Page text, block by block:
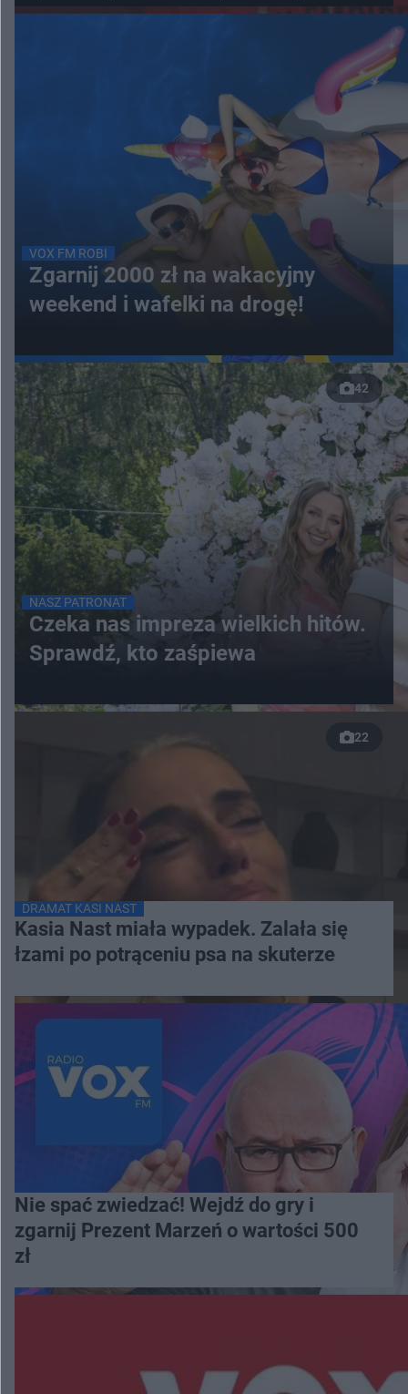
VOX FM ROBI
Zgarnij 2000 zł na wakacyjny
weekend i wafelki na drogę!
42
NASZ PATRONAT
Czeka nas impreza wielkich hitów.
Sprawdź, kto zaśpiewa
22
DRAMAT KASI NAST
Kasia Nast miała wypadek. Zalała się
łzami po potrąceniu psa na skuterze
Nie spać zwiedzać! Wejdź do gry i
zgarnij Prezent Marzeń o wartości 500
zł